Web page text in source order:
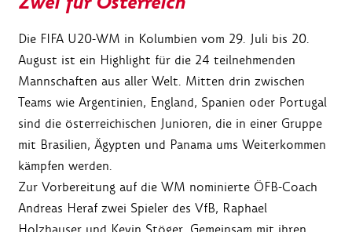
Die FIFA U20-WM in Kolumbien vom 29. Juli bis 20.
August ist ein Highlight für die 24 teilnehmenden
Mannschaften aus aller Welt. Mitten drin zwischen
Teams wie Argentinien, England, Spanien oder Portugal
sind die österreichischen Junioren, die in einer Gruppe
mit Brasilien, Ägypten und Panama ums Weiterkommen
kämpfen werden.
Zur Vorbereitung auf die WM nominierte ÖFB-Coach
Andreas Heraf zwei Spieler des VfB, Raphael